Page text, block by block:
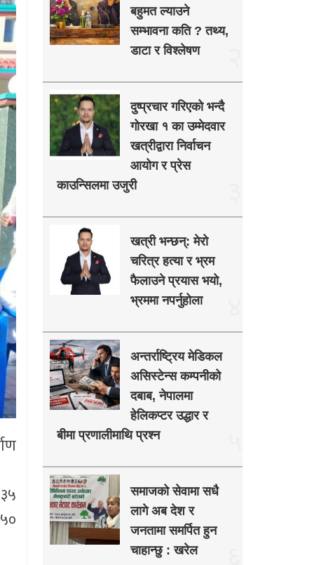
बहुमत ल्याउने
सम्भावना कति ? तथ्य,
डाटा र विश्लेषण
दुष्प्रचार गरिएको भन्दै
गोरखा १ का उम्मेदवार
खत्रीद्वारा निर्वाचन
आयोग र प्रेस
काउन्सिलमा उजुरी
खत्री भन्छन्: मेरो
चरित्र हत्या र भ्रम
फैलाउने प्रयास भयो,
भ्रममा नपर्नुहोला
अन्तर्राष्ट्रिय मेडिकल
असिस्टेन्स कम्पनीको
दबाब, नेपालमा
हेलिकप्टर उद्धार र
बीमा प्रणालीमाथि प्रश्न
समाजको सेवामा सधै
लागे अब देश र
जनतामा समर्पित हुन
चाहान्छु : खरेल